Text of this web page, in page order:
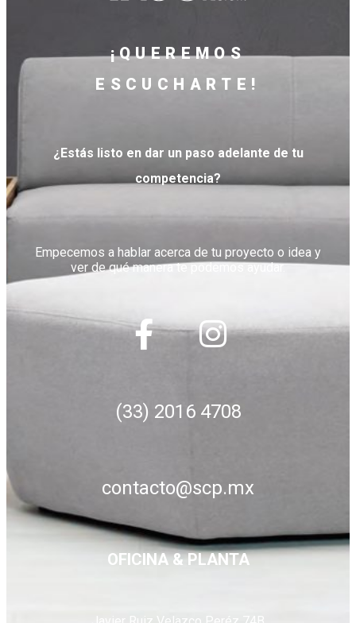
¡QUEREMOS
ESCUCHARTE!
¿Estás listo en dar un paso adelante de tu
competencia?
Empecemos a hablar acerca de tu proyecto o idea y
ver de qué manera te podemos ayudar.
(33) 2016 4708
contacto@scp.mx
OFICINA & PLANTA